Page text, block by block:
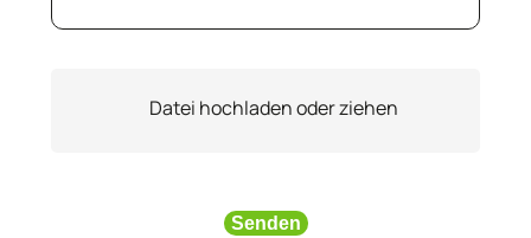
Datei hochladen oder ziehen
Senden